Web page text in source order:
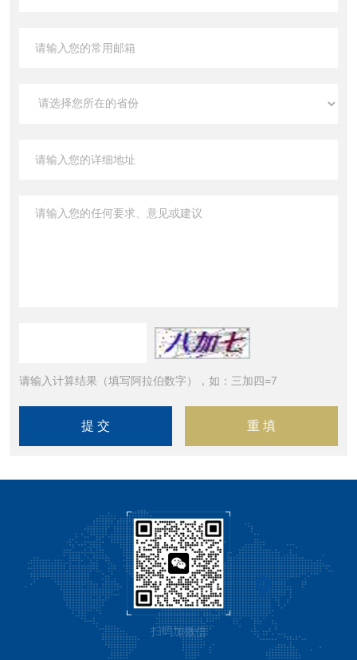
请输入计算结果（填写阿拉伯数字），如：三加四=7
扫码加微信